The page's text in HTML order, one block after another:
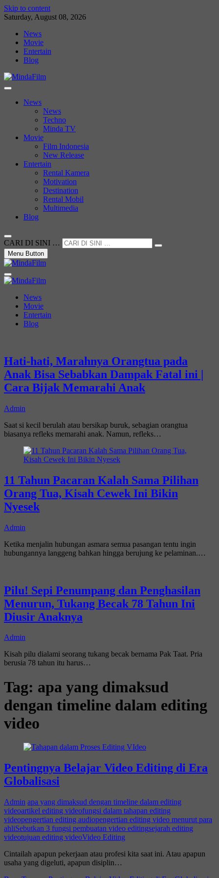
Skip to content
Saturday, August 08, 2026
News
Movie
Entertain
Blog
News
News
Techno
Minda TV
Movie
Film Indonesia
New Release
Entertain
Rental Kamera
Motivation
Destination
Rental Mobil
Multimedia
Blog
CARI DI SINI …
Menu Button
MindaFilm
Not Just a Movie
News
Movie
Entertain
Blog
Hati-hati, Marahnya Orangtua pada
Anak Bisa Sebabkan Dampak Fatal ini |
Cara Bijak Memarahi Anak
Admin
Saat si kecil berulah atau bersikap buruk, sebagian orangtua
biasanya refleks memarahi anak. Namun, refleks…
11 Tahun Pacaran Kalah Sama Pilihan
Orang Tua, Kisah Cewek Ini Bikin
Nyesek
Admin
Ketika menjalin hubungan asmara semua pasangan tentu ingin
hubungannya langgeng bahkan hingga berujung ke pelaminan.…
Pilu! Sepi Penumpang dan Penghasilan
Menurun, Tukang Becak 78 Tahun Ini
Diusir Anaknya
Admin
Kisah pilu dialami seorang tukang becak bernama Pak Taat. Pria
berusia 78 tahun itu harus…
Tag: apa yang dimaksud
dengan timeline dalam editing
video
Pentingnya Belajar Video Editing di Era
Globalisasi
Admin apa yang dimaksud dengan timeline dalam editing
videoartikel editing videofungsi dalam tahapan editing
videopengertian editing audiopengertian editing video menurut para
ahliSebutkan 3 fungsi pembuatan video editingsejarah editing
videotujuan editing videoVideo Editing
Cintailah apapun pekerjaan atau profesi kita saat ini. Atau apapun
usaha yang digeluti, apapun disiplin…